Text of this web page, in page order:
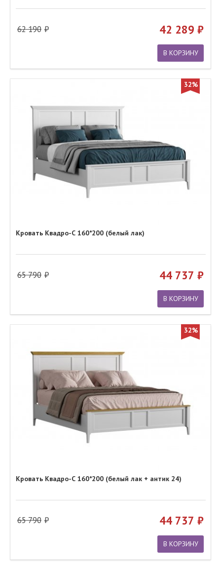
62 190 42 289
В КОРЗИНУ
32%
Кровать Квадро-С 160*200 (белый лак)
65 790 44 737
В КОРЗИНУ
32%
Кровать Квадро-С 160*200 (белый лак + антик 24)
65 790 44 737
В КОРЗИНУ